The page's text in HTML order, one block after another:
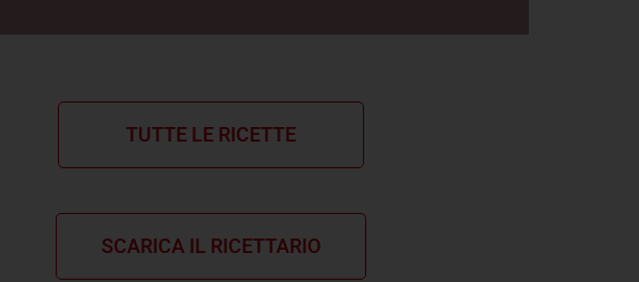
TUTTE LE RICETTE
SCARICA IL RICETTARIO